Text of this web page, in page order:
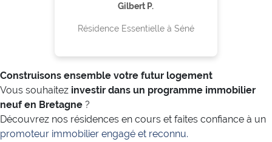
Gilbert P.
Résidence Essentielle à Séné
Construisons ensemble votre futur logement
Vous souhaitez investir dans un programme immobilier
neuf en Bretagne ?
Découvrez nos résidences en cours et faites confiance à un
promoteur immobilier engagé et reconnu.